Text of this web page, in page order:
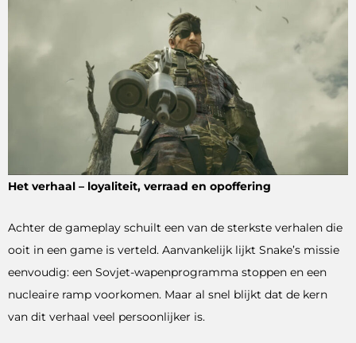
Het verhaal – loyaliteit, verraad en opoffering
Achter de gameplay schuilt een van de sterkste verhalen die
ooit in een game is verteld. Aanvankelijk lijkt Snake’s missie
eenvoudig: een Sovjet-wapenprogramma stoppen en een
nucleaire ramp voorkomen. Maar al snel blijkt dat de kern
van dit verhaal veel persoonlijker is.